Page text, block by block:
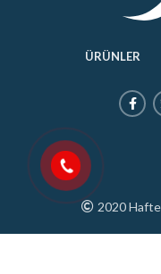
ÜRÜNLER
2020